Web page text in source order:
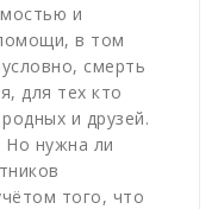
и
в том
смерть
для тех кто
и друзей.
Но нужна ли
того, что